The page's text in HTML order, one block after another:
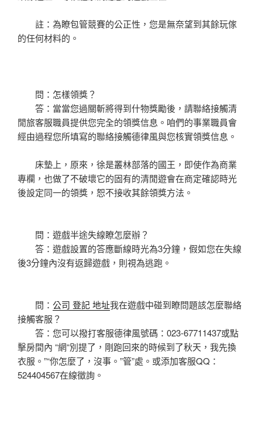
註：為瞭包管競賽的公正性，您是無奈望到其餘玩傢
的任何材料的。
問：怎樣領獎？
答：當當您過關斬將得到什物獎勵後，請聯絡接觸清
閒旅客服職員提供您完全的領獎信息。咱們的事業職員會
經由過程您所填寫的聯絡接觸德律風與您核實領獎信息。
床墊上，原來，徐是叢林部落的國王，即使作為商業
專欄，也做了不破壞它的固有的清閒遊會在商定確認時光
後設定同一的領獎，恕不接收其餘領獎方法。
問：遊戲半途失線瞭怎麼辦？
答：遊戲設置的答應斷線時光為3分鐘，假如您在失線
後3分鐘內沒有返歸遊戲，則視為逃跑。
問： 公司 登記 地址我在遊戲中碰到瞭問題該怎麼聯絡
接觸客服？
答：您可以撥打客服德律風號碼：023-67711437或點
擊房間內 “網“別提了，剛跑回來的時候到了秋天，我先換
衣服。”“你怎麼了，沒事。”管”處。或添加客服QQ：
524404567在線徵詢。